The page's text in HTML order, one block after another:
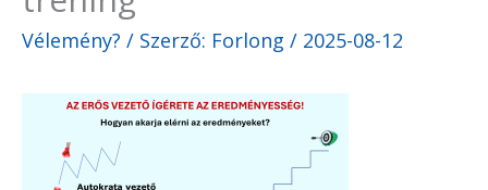
Vélemény? / Szerző: Forlong / 2025-08-12